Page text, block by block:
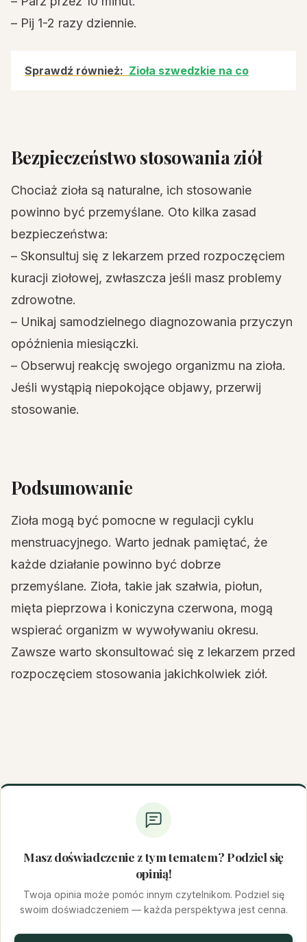
– Pij 1-2 razy dziennie.
Sprawdź również: Zioła szwedzkie na co
Bezpieczeństwo stosowania ziół
Chociaż zioła są naturalne, ich stosowanie
powinno być przemyślane. Oto kilka zasad
bezpieczeństwa:
– Skonsultuj się z lekarzem przed rozpoczęciem
kuracji ziołowej, zwłaszcza jeśli masz problemy
zdrowotne.
– Unikaj samodzielnego diagnozowania przyczyn
opóźnienia miesiączki.
– Obserwuj reakcję swojego organizmu na zioła.
Jeśli wystąpią niepokojące objawy, przerwij
stosowanie.
Podsumowanie
Zioła mogą być pomocne w regulacji cyklu
menstruacyjnego. Warto jednak pamiętać, że
każde działanie powinno być dobrze
przemyślane. Zioła, takie jak szałwia, piołun,
mięta pieprzowa i koniczyna czerwona, mogą
wspierać organizm w wywoływaniu okresu.
Zawsze warto skonsultować się z lekarzem przed
rozpoczęciem stosowania jakichkolwiek ziół.
Masz doświadczenie z tym tematem? Podziel się
opinią!
Twoja opinia może pomóc innym czytelnikom. Podziel się
swoim doświadczeniem — każda perspektywa jest cenna.